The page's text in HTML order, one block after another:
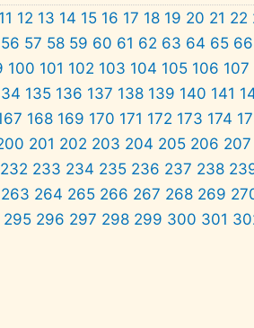
11 12 13 14 15 16 17 18 19 20 21 22
56 57 58 59 60 61 62 63 64 65 66
100 101 102 103 104 105 106 107
135 136 137 138 139 140 141
168 169 170 171 172 173 174
201 202 203 204 205 206 207
232 233 234 235 236 237 238
263 264 265 266 267 268 269
295 296 297 298 299 300 301